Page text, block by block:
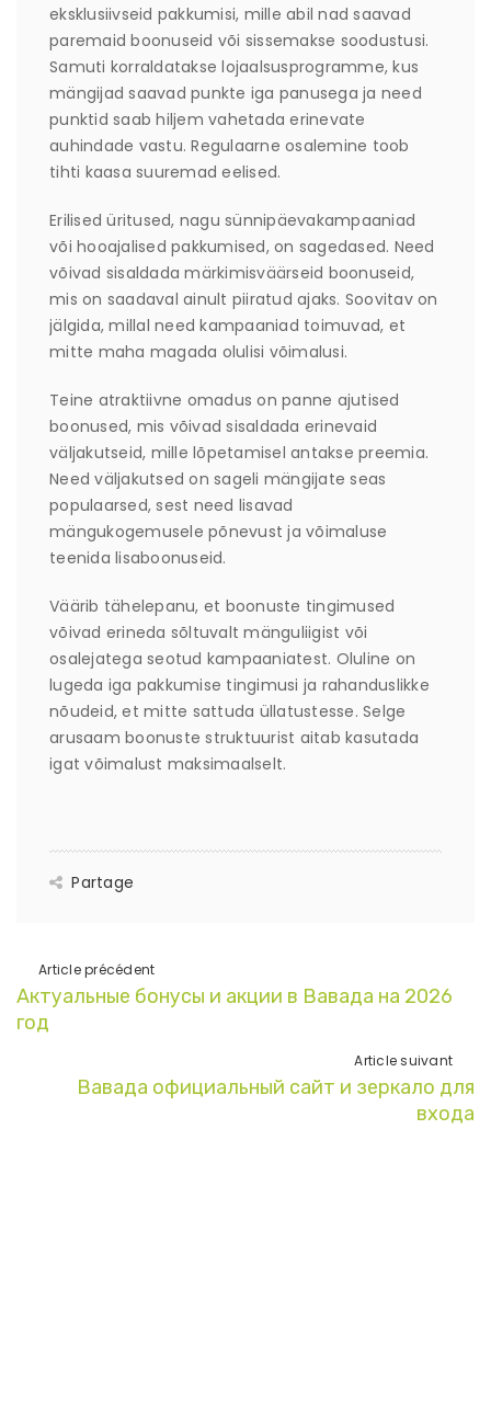
eksklusiivseid pakkumisi, mille abil nad saavad
paremaid boonuseid või sissemakse soodustusi.
Samuti korraldatakse lojaalsusprogramme, kus
mängijad saavad punkte iga panusega ja need
punktid saab hiljem vahetada erinevate
auhindade vastu. Regulaarne osalemine toob
tihti kaasa suuremad eelised.
Erilised üritused, nagu sünnipäevakampaaniad
või hooajalised pakkumised, on sagedased. Need
võivad sisaldada märkimisväärseid boonuseid,
mis on saadaval ainult piiratud ajaks. Soovitav on
jälgida, millal need kampaaniad toimuvad, et
mitte maha magada olulisi võimalusi.
Teine atraktiivne omadus on panne ajutised
boonused, mis võivad sisaldada erinevaid
väljakutseid, mille lõpetamisel antakse preemia.
Need väljakutsed on sageli mängijate seas
populaarsed, sest need lisavad
mängukogemusele põnevust ja võimaluse
teenida lisaboonuseid.
Väärib tähelepanu, et boonuste tingimused
võivad erineda sõltuvalt mänguliigist või
osalejatega seotud kampaaniatest. Oluline on
lugeda iga pakkumise tingimusi ja rahanduslikke
nõudeid, et mitte sattuda üllatustesse. Selge
arusaam boonuste struktuurist aitab kasutada
igat võimalust maksimaalselt.
Partage
Article précédent
Актуальные бонусы и акции в Вавада на 2026
год
Article suivant
Вавада официальный сайт и зеркало для
входа